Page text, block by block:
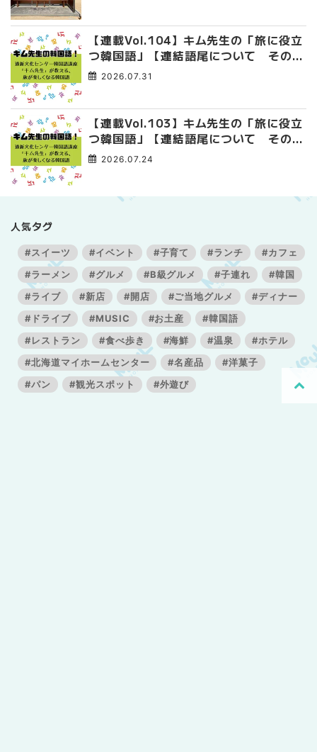
【連載Vol.104】キム先生の「旅に役立
つ韓国語」【連結語尾について その
4】2026.07.31
【連載Vol.103】キム先生の「旅に役立
つ韓国語」【連結語尾について その
3】2026.07.24
人気タグ
#スイーツ #イベント #子育て #ランチ
#カフェ
#ラーメン
#グルメ #B級グルメ #子連れ
#韓国
#ライブ
#新店 #開店 #ご当地グルメ
#ディナー
#ドライブ
#MUSIC #お土産
#韓国語
#レストラン
#食べ歩き #海鮮 #温泉
#ホテル
#北海道マイホームセンター
#名産品
#洋菓子
#パン
#観光スポット #外遊び